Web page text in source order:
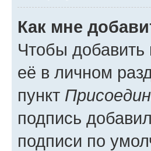
Как мне
Чтобы
её в личном
пункт
подпись
подписи по